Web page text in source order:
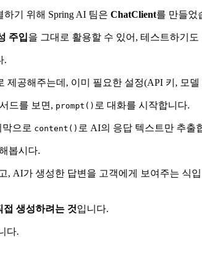
기 위해 Spring AI 팀은 ChatClient를 만들었
주입을 그대로 활용할 수 있어, 테스트하기
.
제공해주는데, 이미 필요한 설정(API 키, 모
드를 보면, prompt() 로 대화를 시작합니다.
으로 content() 로 AI의 응답 텍스트만 추출
봅시다.
AI가 생성한 답변을 고객에게 보여주는 식
접 생성하려는 것입니다.
다.